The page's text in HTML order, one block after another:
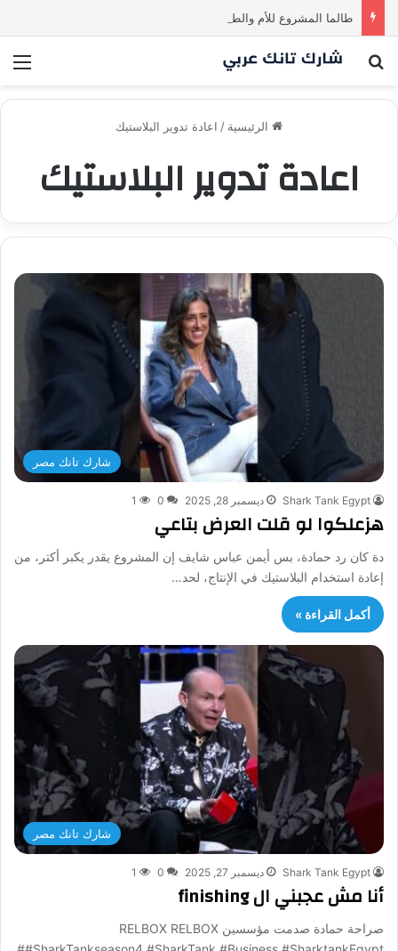
بحث عن
الرئيسية / اعادة تدوير البلاستيك
اعادة تدوير البلاستيك
شارك تانك مصر
Shark Tank Egypt ديسمبر 28, 2025 0
1
هزعلكوا لو قلت العرض بتاعي
دة كان رد حمادة، بس أيمن عباس شايف إن المشروع يقدر يكبر أكتر، من
إعادة استخدام البلاستيك في الإنتاج، لحد…
أكمل القراءة »
شارك تانك مصر
Shark Tank Egypt ديسمبر 27, 2025 0
1
أنا مش عجبني ال finishing
صراحة حمادة صدمت مؤسسين RELBOX RELBOX